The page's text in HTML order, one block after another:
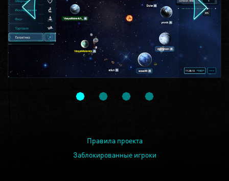
Правила проекта
Заблокированные игроки